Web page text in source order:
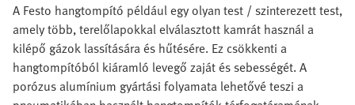
A Festo hangtompító például egy olyan test / szinterezett test,
amely több, terelőlapokkal elválasztott kamrát használ a
kilépő gázok lassítására és hűtésére. Ez csökkenti a
hangtompítóból kiáramló levegő zaját és sebességét. A
porózus alumínium gyártási folyamata lehetővé teszi a